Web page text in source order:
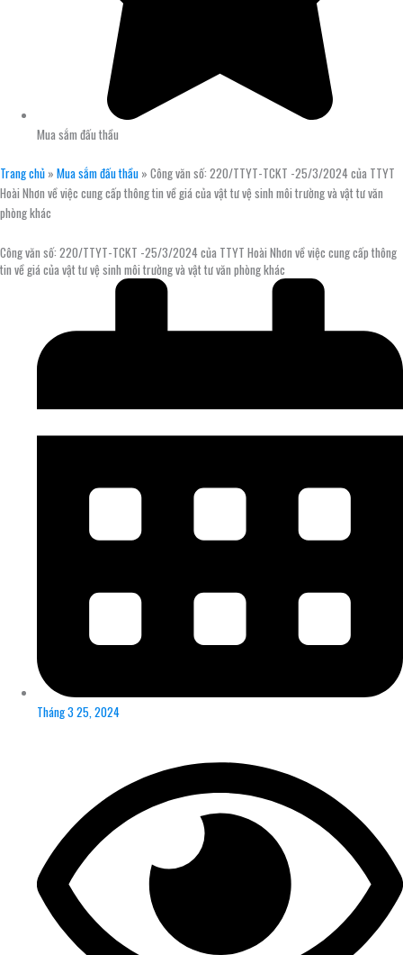
Mua sắm đấu thầu
Trang chủ » Mua sắm đấu thầu » Công văn số: 220/TTYT-TCKT -25/3/2024 của TTYT
Hoài Nhơn về việc cung cấp thông tin về giá của vật tư vệ sinh môi trường và vật tư văn
phòng khác
Công văn số: 220/TTYT-TCKT -25/3/2024 của TTYT Hoài Nhơn về việc cung cấp thông
tin về giá của vật tư vệ sinh môi trường và vật tư văn phòng khác
Tháng 3 25, 2024